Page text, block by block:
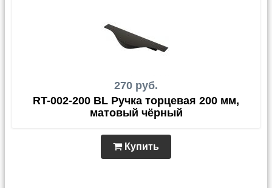
270 руб.
RT-002-200 BL Ручка торцевая 200 мм,
матовый чёрный
Купить